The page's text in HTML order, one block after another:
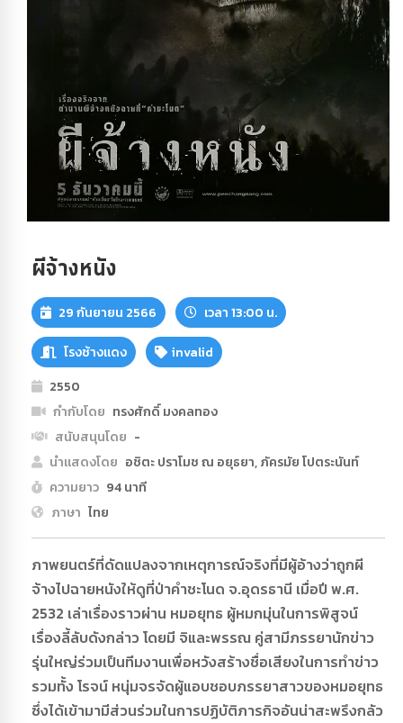
ผีจ้างหนัง
29 กันยายน 2566 เวลา 13:00 น.
โรงช้างแดง
invalid
2550
กำกับโดย ทรงศักดิ์ มงคลทอง
สนับสนุนโดย -
นำแสดงโดย อชิตะ ปราโมช ณ อยุธยา, ภัครมัย โปตระนันท์
ความยาว 94 นาที
ภาษา ไทย
ภาพยนตร์ที่ดัดแปลงจากเหตุการณ์จริงที่มีผู้อ้างว่าถูกผี
จ้างไปฉายหนังให้ดูที่ป่าคำชะโนด จ.อุดรธานี เมื่อปี พ.ศ.
2532 เล่าเรื่องราวผ่าน หมอยุทธ ผู้หมกมุ่นในการพิสูจน์
เรื่องลี้ลับดังกล่าว โดยมี จิและพรรณ คู่สามีภรรยานักข่าว
รุ่นใหญ่ร่วมเป็นทีมงานเพื่อหวังสร้างชื่อเสียงในการทำข่าว
รวมทั้ง โรจน์ หนุ่มจรจัดผู้แอบชอบภรรยาสาวของหมอยุทธ
ซึ่งได้เข้ามามีส่วนร่วมในการปฏิบัติภารกิจอันน่าสะพรึงกลัว